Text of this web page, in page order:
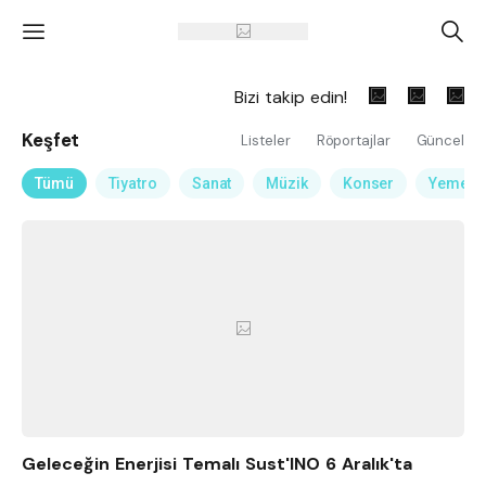
' A
Bizi takip edin!
Keşfet Listeler Röportajlar Güncel
Tümü Tiyatro Sanat Müzik Konser Yemek
Geleceğin Enerjisi Temalı Sust'INO 6 Aralık'ta